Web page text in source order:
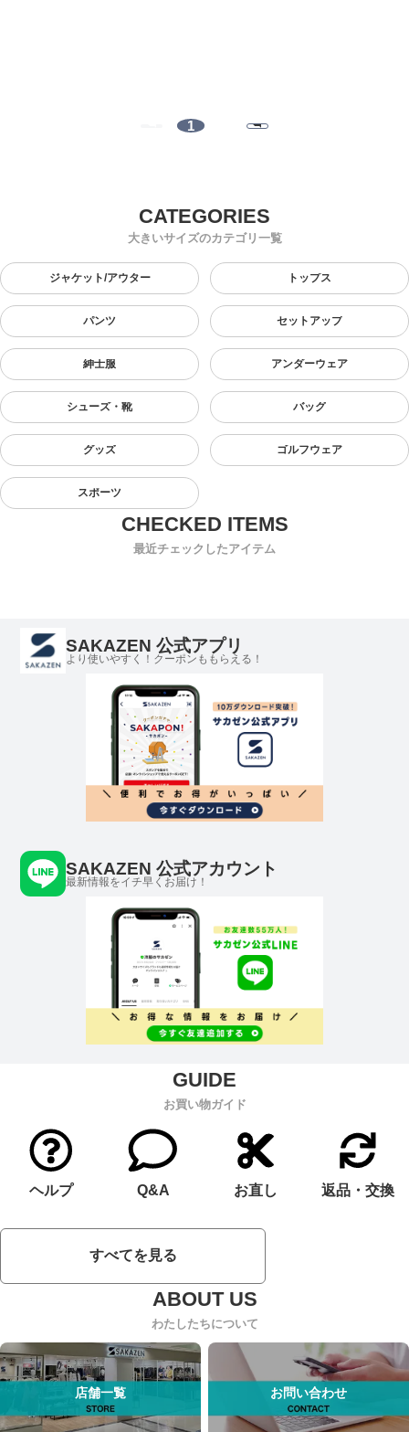
1
大きいサイズのカテゴリ一覧
ジャケット/アウター トップス
パンツ セットアップ
紳士服 アンダーウェア
シューズ・靴 バッグ
グッズ ゴルフウェア
スポーツ
最近チェックしたアイテム
SAKAZEN 公式アプリ
より使いやすく！クーポンももらえる！
SAKAZEN 公式アカウント
最新情報をイチ早くお届け！
お買い物ガイド
ヘルプ Q&A お直し 返品・交換
すべてを見る
わたしたちについて
店舗一覧 お問い合わせ